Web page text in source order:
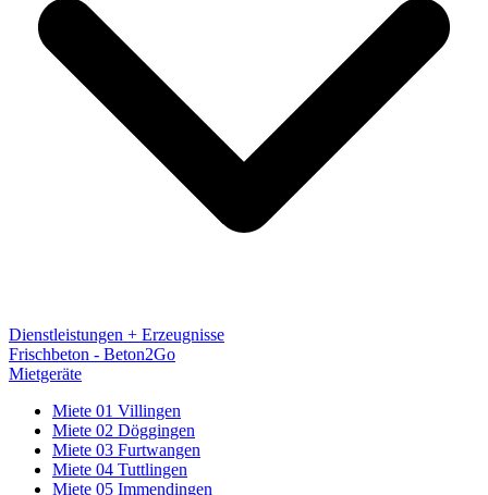
Dienstleistungen + Erzeugnisse
Frischbeton - Beton2Go
Mietgeräte
Miete 01 Villingen
Miete 02 Döggingen
Miete 03 Furtwangen
Miete 04 Tuttlingen
Miete 05 Immendingen